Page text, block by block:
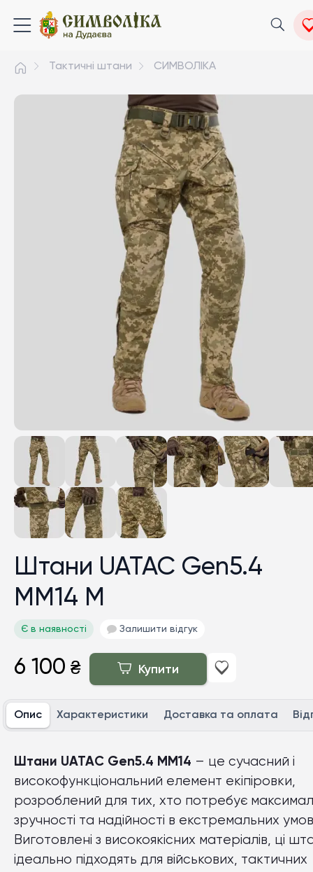
Тактичні штани СИМВОЛІКА
Штани UATAC Gen5.4
ММ14 M
Є в наявності Залишити відгук
6 100 ₴ Купити
Опис Характеристики Доставка та оплата
Штани UATAC Gen5.4 ММ14 – це сучасний і
високофункціональний елемент екіпіровки,
розроблений для тих, хто потребує
зручності та надійності в екстремальних
Виготовлені з високоякісних матеріалів, ці
ідеально підходять для військових, тактичних